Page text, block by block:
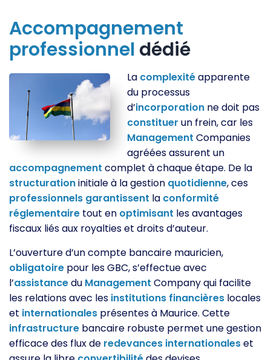
Accompagnement
professionnel dédié
La complexitéapparente
du processus
d’incorporation ne doit pas
constituer un frein, car les
Management Companies
agréées assurent un
accompagnement complet à chaque étape. De la
structurationinitiale à la gestion quotidienne, ces
professionnels garantissent la conformité
réglementaire tout en optimisant les avantages
fiscaux liés aux royalties et droits d’auteur.
L’ouverture d’un compte bancaire mauricien,
obligatoire pour les GBC, s’effectue avec
l’assistancedu Management Company qui facilite
les relations avec les institutions financières locales
et internationales présentes à Maurice. Cette
infrastructure bancaire robuste permet une gestion
efficace des flux de redevances internationaleset